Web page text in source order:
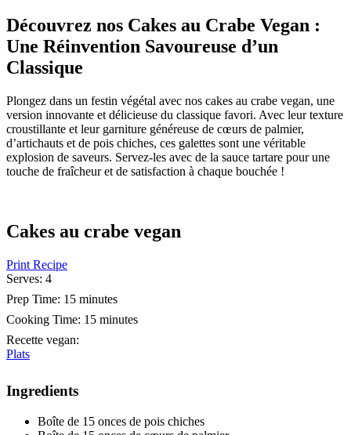
Découvrez nos Cakes au Crabe Vegan :
Une Réinvention Savoureuse d’un
Classique
Plongez dans un festin végétal avec nos cakes au crabe vegan, une
version innovante et délicieuse du classique favori. Avec leur texture
croustillante et leur garniture généreuse de cœurs de palmier,
d’artichauts et de pois chiches, ces galettes sont une véritable
explosion de saveurs. Servez-les avec de la sauce tartare pour une
touche de fraîcheur et de satisfaction à chaque bouchée !
Cakes au crabe vegan
Print Recipe
Serves: 4
Prep Time: 15 minutes
Cooking Time: 15 minutes
Recette vegan:
Plats
Ingredients
Boîte de 15 onces de pois chiches